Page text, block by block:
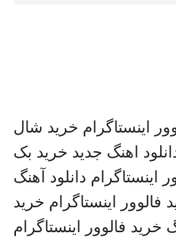
اینستاگرام خرید شال
اهنگ جدید خرید بک
اینستاگرام دانلود آهنگ
فالوور اینستاگرام خرید
خرید فالوور اینستاگرام